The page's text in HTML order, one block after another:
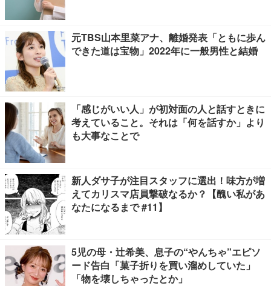
元TBS山本里菜アナ、離婚発表「ともに歩ん
できた道は宝物」2022年に一般男性と結婚
「感じがいい人」が初対面の人と話すときに
考えていること。それは「何を話すか」より
も大事なことで
新人ダサ子が注目スタッフに選出！味方が増
えてカリスマ店員撃破なるか？【醜い私があ
なたになるまで #11】
5児の母・辻希美、息子の“やんちゃ”エピソ
ード告白「菓子折りを買い溜めしていた」
「物を壊しちゃったとか」